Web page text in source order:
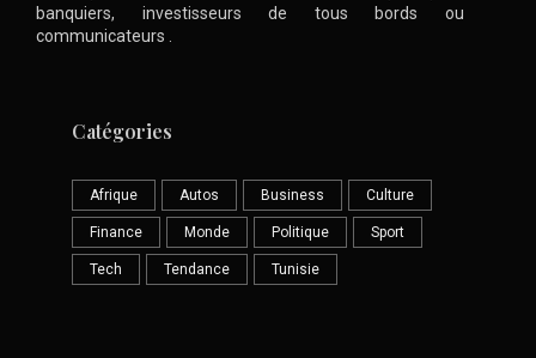
banquiers, investisseurs de tous bords ou
communicateurs .
Catégories
Afrique Autos Business Culture
Finance Monde Politique Sport
Tech Tendance Tunisie